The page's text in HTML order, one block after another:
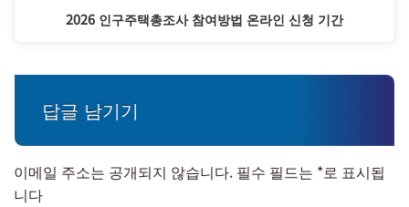
2026 인구주택총조사 참여방법 온라인 신청 기간
답글 남기기
이메일 주소는 공개되지 않습니다. 필수 필드는 *로 표시됩
니다